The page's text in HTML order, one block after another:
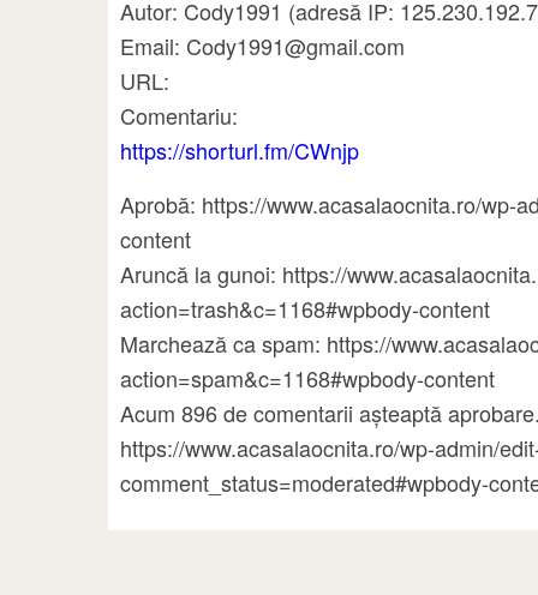
Autor: Cody1991 (adresă IP:
Email: Cody1991@gmail.com
URL:
Comentariu:
https://shorturl.fm/CWnjp
Aprobă: https://www.acasalaocnita.ro/wp-
content
Aruncă la gunoi: https://
action=trash&c=1168#wpbody-content
Marchează ca spam: https://
action=spam&c=1168#wpbody-content
Acum 896 de comentarii așteaptă
https://www.acasalaocnita.ro/wp-admin/
comment_status=moderated#wpbody-